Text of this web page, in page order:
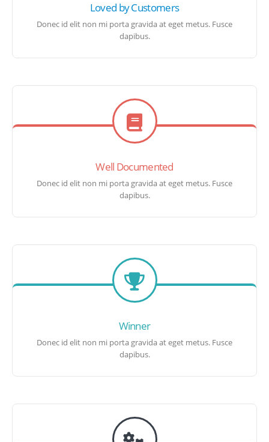
Loved by Customers
Donec id elit non mi porta gravida at eget metus. Fusce
dapibus.
Well Documented
Donec id elit non mi porta gravida at eget metus. Fusce
dapibus.
Winner
Donec id elit non mi porta gravida at eget metus. Fusce
dapibus.